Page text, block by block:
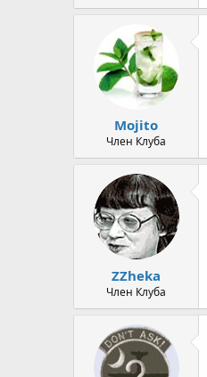
Mojito
Член Клуба
ZZheka
Член Клуба